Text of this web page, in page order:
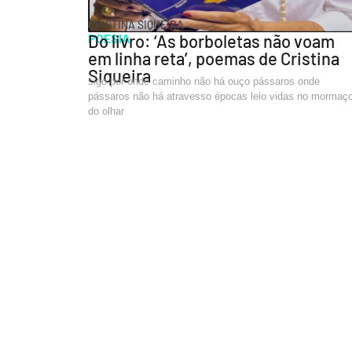
CRISTINA SIQUEIRA
POESIA
Do livro: ‘As borboletas não voam
em linha reta’, poemas de Cristina
Siqueira
sigo por onde caminho não há ouço pássaros onde
pássaros não há atravesso épocas leio vidas no
do olhar